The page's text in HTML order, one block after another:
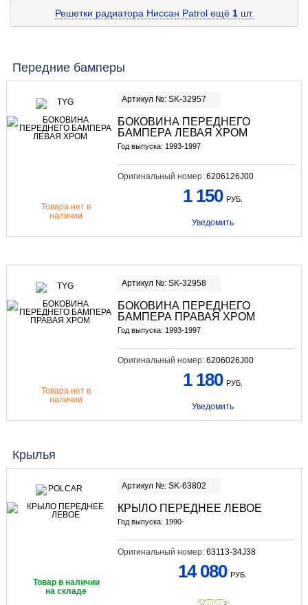
Решетки радиатора Ниссан Patrol ещё 1шт.
Передние бамперы
Артикул №: SK-32957
БОКОВИНА ПЕРЕДНЕГО
БАМПЕРА ЛЕВАЯ ХРОМ
Год выпуска: 1993-1997
Оригинальный номер: 6206126J00
Товара нет в
наличии
1 150 РУБ.
Уведомить
Артикул №: SK-32958
БОКОВИНА ПЕРЕДНЕГО
БАМПЕРА ПРАВАЯ ХРОМ
Год выпуска: 1993-1997
Оригинальный номер: 6206026J00
Товара нет в
наличии
1 180 РУБ.
Уведомить
Крылья
Артикул №: SK-63802
КРЫЛО ПЕРЕДНЕЕ ЛЕВОЕ
Год выпуска: 1990-
Оригинальный номер: 63113-34J38
Товар в наличии
на складе
14 080 РУБ.
КУПИТЬ